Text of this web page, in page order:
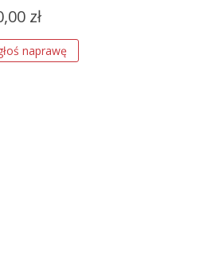
zł
naprawę